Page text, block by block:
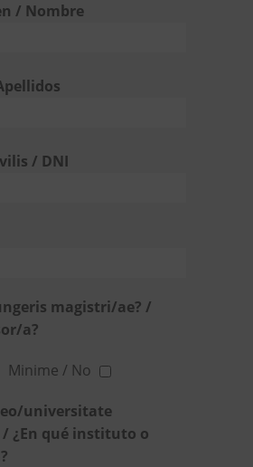
/ Nombre
/ DNI
magistri/ae? /
a?
Minime / No
universitate
¿En qué instituto o